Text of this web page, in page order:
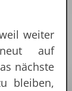
weiter
auf
nächste
bleiben,